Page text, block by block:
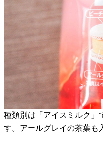
種類別は「アイスミルク」
す。アールグレイの茶葉も